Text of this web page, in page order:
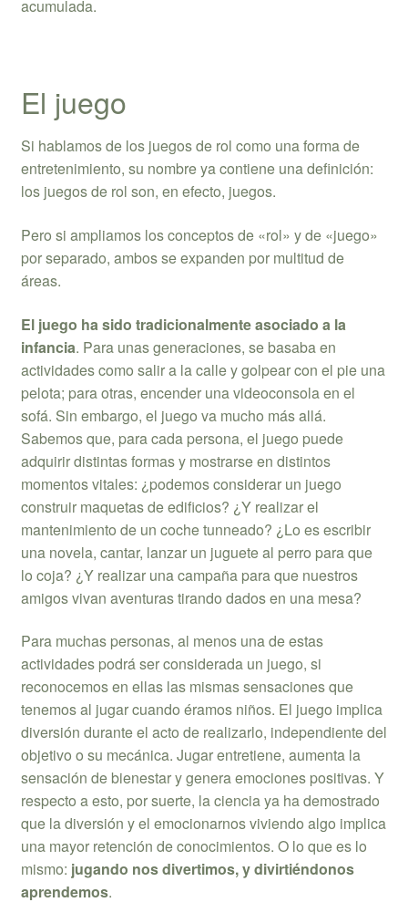
acumulada.
El juego
Si hablamos de los juegos de rol como una forma de
entretenimiento, su nombre ya contiene una definición:
los juegos de rol son, en efecto, juegos.
Pero si ampliamos los conceptos de «rol» y de «juego»
por separado, ambos se expanden por multitud de
áreas.
El juego ha sido tradicionalmente asociado a la
infancia. Para unas generaciones, se basaba en
actividades como salir a la calle y golpear con el pie una
pelota; para otras, encender una videoconsola en el
sofá. Sin embargo, el juego va mucho más allá.
Sabemos que, para cada persona, el juego puede
adquirir distintas formas y mostrarse en distintos
momentos vitales: ¿podemos considerar un juego
construir maquetas de edificios? ¿Y realizar el
mantenimiento de un coche tunneado? ¿Lo es escribir
una novela, cantar, lanzar un juguete al perro para que
lo coja? ¿Y realizar una campaña para que nuestros
amigos vivan aventuras tirando dados en una mesa?
Para muchas personas, al menos una de estas
actividades podrá ser considerada un juego, si
reconocemos en ellas las mismas sensaciones que
tenemos al jugar cuando éramos niños. El juego implica
diversión durante el acto de realizarlo, independiente del
objetivo o su mecánica. Jugar entretiene, aumenta la
sensación de bienestar y genera emociones positivas. Y
respecto a esto, por suerte, la ciencia ya ha demostrado
que la diversión y el emocionarnos viviendo algo implica
una mayor retención de conocimientos. O lo que es lo
mismo: jugando nos divertimos, y divirtiéndonos
aprendemos.